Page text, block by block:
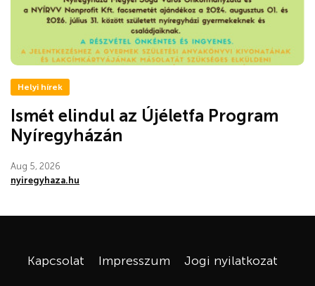
Helyi hírek
Ismét elindul az Újéletfa Program
Nyíregyházán
Aug 5, 2026
nyiregyhaza.hu
Kapcsolat Impresszum Jogi nyilatkozat